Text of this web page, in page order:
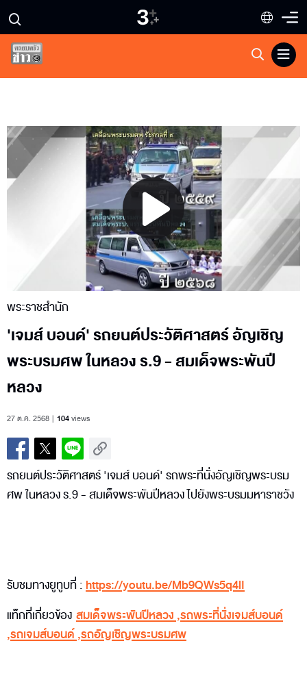
Play
Video
พระราชสำนัก
'เจมส์ บอนด์' รถยนต์ประวัติศาสตร์ อัญเชิญ
พระบรมศพ ในหลวง ร.9 - สมเด็จพระพันปี
หลวง
27 ต.ค. 2568 104views
รถยนต์ประวัติศาสตร์ 'เจมส์ บอนด์' รถพระที่นั่งอัญเชิญพระบรม
ศพ ในหลวง ร.9 - สมเด็จพระพันปีหลวง ไปยังพระบรมมหาราชวัง
รับชมทางยูทูบที่ : https://youtu.be/Mb9QWs5q4lI
แท็กที่เกี่ยวข้อง สมเด็จพระพันปีหลวง ,รถพระที่นั่งเจมส์บอนด์
,รถเจมส์บอนด์,รถอัญเชิญพระบรมศพ